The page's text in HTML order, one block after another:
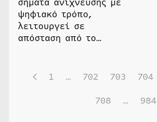
ψηφιακό τρόπο,
λειτουργεί σε
απόσταση από το…
1 … 702 703 704
708
… 984